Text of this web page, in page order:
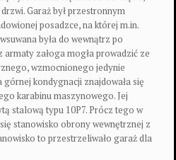
Garaż był przestronnym
posadzce, na której m.in.
była do wewnątrz po
załoga mogła prowadzić ze
wzmocnionego jedynie
kondygnacji znajdowała się
karabinu maszynowego. Jej
stalową typu 10P7. Prócz tego w
stanowisko obrony wewnętrznej z
to przestrzeliwało garaż dla